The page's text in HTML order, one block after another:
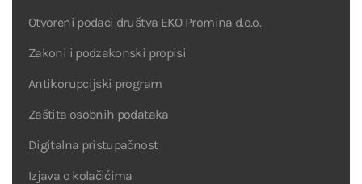
Otvoreni podaci društva EKO Promina d.o.o.
Zakoni i podzakonski propisi
Antikorupcijski program
Zaštita osobnih podataka
Digitalna pristupačnost
Izjava o kolačićima